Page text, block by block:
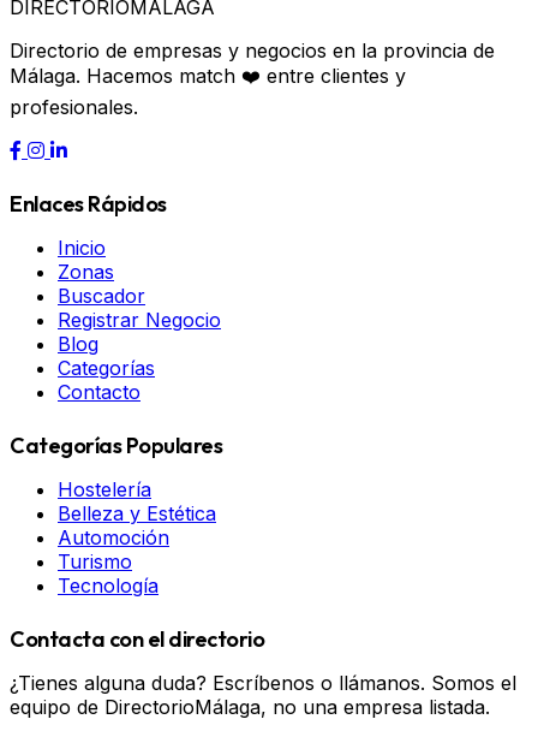
DIRECTORIO MÁLAGA
Directorio de empresas y negocios en la provincia de
Málaga. Hacemos match ❤️ entre clientes y
profesionales.
Enlaces Rápidos
Inicio
Zonas
Buscador
Registrar Negocio
Blog
Categorías
Contacto
Categorías Populares
Hostelería
Belleza y Estética
Automoción
Turismo
Tecnología
Contacta con el directorio
¿Tienes alguna duda? Escríbenos o llámanos. Somos el
equipo de DirectorioMálaga, no una empresa listada.